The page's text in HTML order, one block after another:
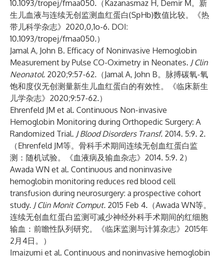
10.1093/tropej/fmaa050.（Kazanasmaz H, Demir M。新
生儿血液与连续无创监测血红蛋白(SpHb)数值比较。《热
带儿科学杂志》2020,0,1o-6. DOI:
10.1093/tropej/fmaa050.）
Jamal A, John B. Efficacy of Noninvasive Hemoglobin
Measurement by Pulse CO-Oximetry in Neonates. J Clin
Neonatol. 2020;9:57-62.（Jamal A, John B。脉搏碳氧-氧
饱和度仪无创测量新生儿血红蛋白的有效性。《临床新生
儿学杂志》2020;9:57-62.）
Ehrenfeld JM et al. Continuous Non-invasive
Hemoglobin Monitoring during Orthopedic Surgery: A
Randomized Trial. J Blood Disorders Transf. 2014. 5:9. 2.
（Ehrenfeld JM等。骨科手术期间连续无创血红蛋白监
测：随机试验。《血液病及输血杂志》2014. 5:9. 2）
Awada WN et al. Continuous and noninvasive
hemoglobin monitoring reduces red blood cell
transfusion during neurosurgery: a prospective cohort
study. J Clin Monit Comput. 2015 Feb 4.（Awada WN等。
连续无创血红蛋白监测可减少神经外科手术期间的红细胞
输血：前瞻性队列研究。《临床监测与计算杂志》2015年
2月4日。）
Imaizumi et al. Continuous and noninvasive hemoglobin